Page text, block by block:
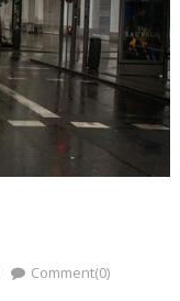
Comment(0)